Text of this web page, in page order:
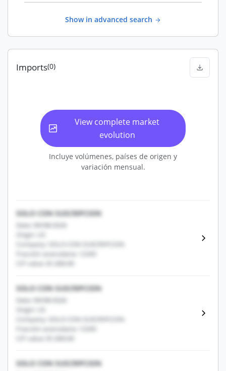
Show in advanced search
Imports(0)
View complete market
evolution
Incluye volúmenes, países de origen y
variación mensual.
SOLO CON SUSCRIPCION
Date: 09/08/2026
Origin: US
Company: SOLO CON SUSCRIPCION
Fracción arancelaria: 12345
CIF value: $1,000.00
SOLO CON SUSCRIPCION
Date: 09/08/2026
Origin: US
Company: SOLO CON SUSCRIPCION
Fracción arancelaria: 12345
CIF value: $1,000.00
SOLO CON SUSCRIPCION